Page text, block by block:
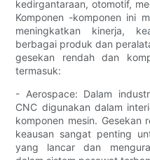
kedirgantaraan, otomotif,
Komponen -komponen ini
meningkatkan kinerja,
berbagai produk dan
gesekan rendah dan
termasuk:
- Aerospace: Dalam
CNC digunakan dalam
komponen mesin. Gesekan
keausan sangat penting
yang lancar dan